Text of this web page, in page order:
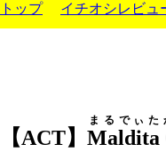
トップ イチオシレビュ
【ACT】 Maldita
まるでぃた